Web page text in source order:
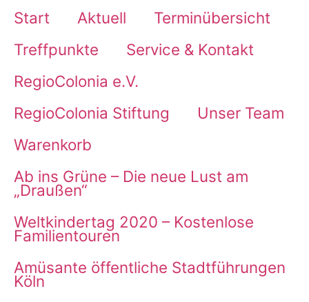
Start Aktuell
Terminübersicht
Treffpunkte
Service & Kontakt
RegioColonia e.V.
RegioColonia Stiftung
Unser Team
Warenkorb
Ab ins Grüne – Die neue Lust am
„Draußen“
Weltkindertag 2020 – Kostenlose
Familientouren
Amüsante öffentliche Stadtführungen
Köln